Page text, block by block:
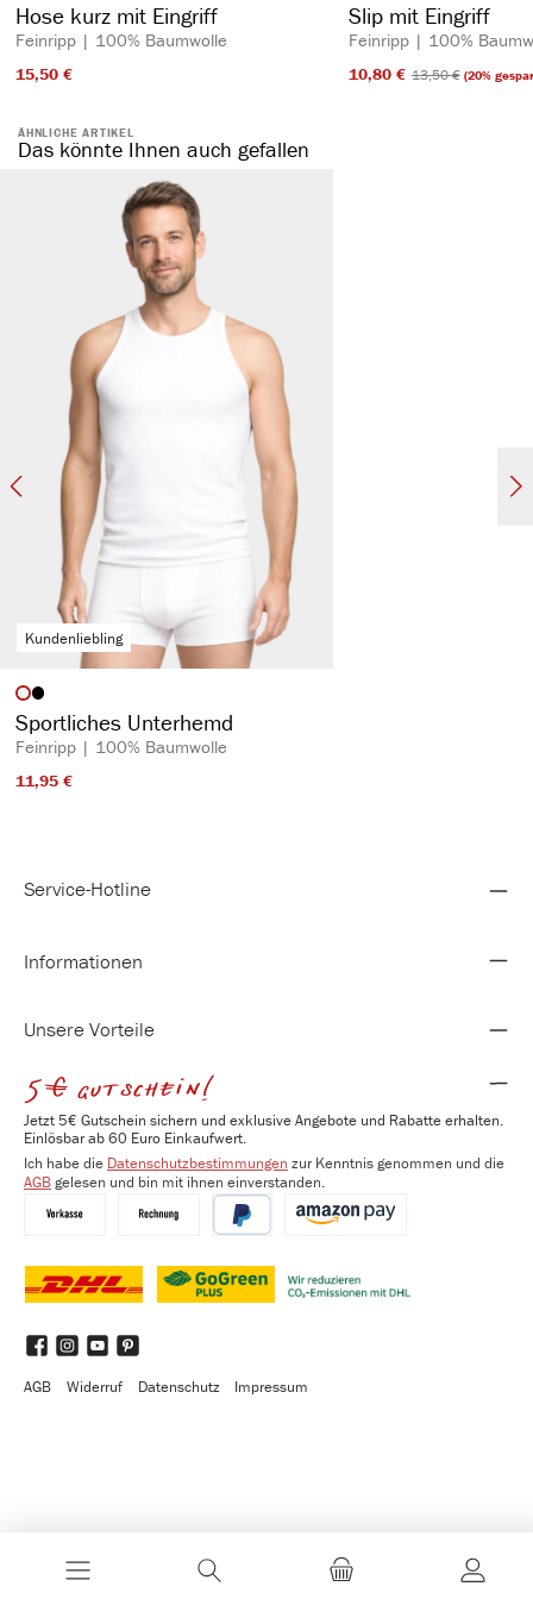
Hose kurz mit Eingriff
Feinripp | 100% Baumwolle
15,50 €​
Slip mit Eingriff
Feinripp | 100%
10,80 €​ 13,50 €​(20%
ÄHNLICHE ARTIKEL
Das könnte Ihnen auch gefallen
Kundenliebling
Artikelfarbe
Sportliches Unterhemd
Feinripp | 100% Baumwolle
11,95 €​
Service-Hotline
Informationen
Unsere Vorteile
5€ gutschein!
Jetzt 5€ Gutschein sichern und exklusive Angebote und Rabatte erhalten.
Einlösbar ab 60 Euro Einkaufwert.
Ich habe die Datenschutzbestimmungen zur Kenntnis genommen und die
AGBgelesen und bin mit ihnen einverstanden.
FacebookInstagram
YouTubePinterest
AGB
Widerruf Datenschutz Impressum